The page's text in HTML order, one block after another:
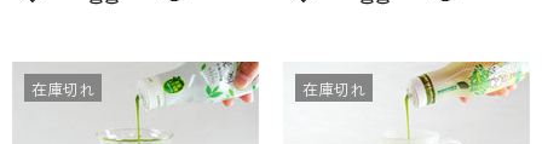
在庫切れ 在庫切れ